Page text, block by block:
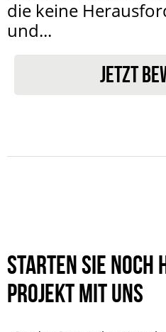
die keine
und...
JETZT
Starten Sie noch
Projekt mit uns